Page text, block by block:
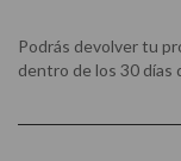
Podrás devolver tu
dentro de los 30 días